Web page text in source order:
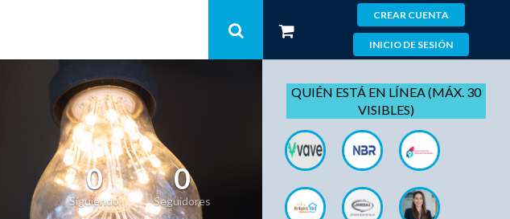
CREAR CUENTA
INICIO DE SESIÓN
0
Siguiendo
0
Seguidores
QUIÉN ESTÁ EN LÍNEA (MÁX. 30
VISIBLES)